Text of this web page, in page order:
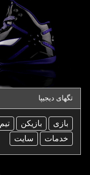
تگهای دیجیپا
بازی بازیكن تیم
خدمات
سایت